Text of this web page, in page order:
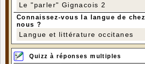
Le "parler" Gignacois 2
Connaissez-vous la langue de chez
nous ?
Langue et littérature occitanes
Quizz à réponses multiples